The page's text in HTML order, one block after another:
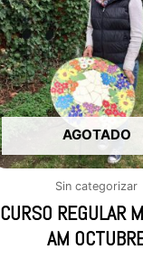
AGOTADO
Sin categorizar
CURSO REGULAR
AM